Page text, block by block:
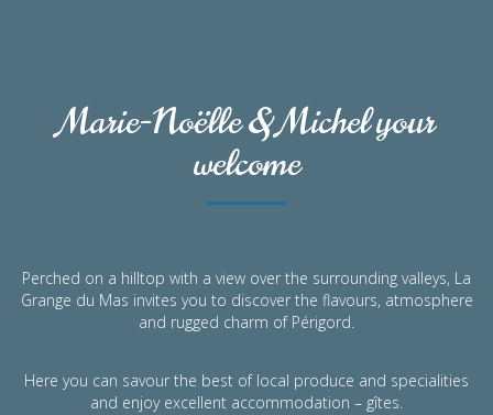
Marie-Noëlle & Michel your
welcome
Perched on a hilltop with a view over the surrounding valleys, La
Grange du Mas invites you to discover the flavours, atmosphere
and rugged charm of Périgord.
Here you can savour the best of local produce and specialities
and enjoy excellent accommodation – gîtes.